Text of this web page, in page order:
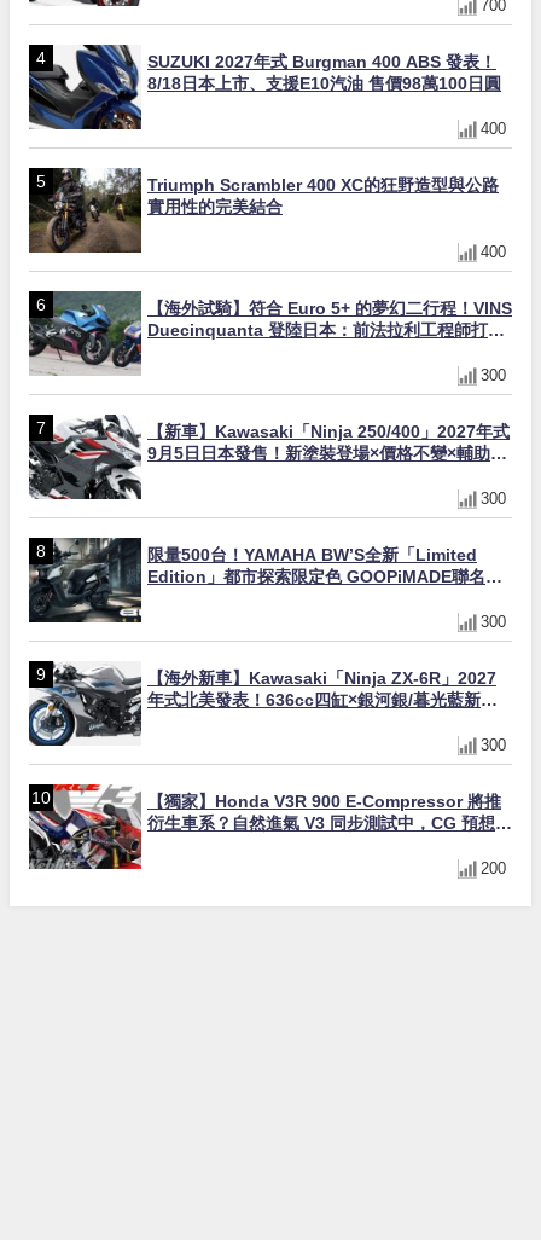
700
SUZUKI 2027年式 Burgman 400 ABS 發表！
8/18日本上市、支援E10汽油 售價98萬100日圓
400
Triumph Scrambler 400 XC的狂野造型與公路
實用性的完美結合
400
【海外試騎】符合 Euro 5+ 的夢幻二行程！VINS
Duecinquanta 登陸日本：前法拉利工程師打
300
【新車】Kawasaki「Ninja 250/400」2027年式
9月5日日本發售！新塗裝登場×價格不變×輔助滑
300
限量500台！YAMAHA BW’S全新「Limited
Edition」都市探索限定色 GOOPiMADE聯名包
300
【海外新車】Kawasaki「Ninja ZX-6R」2027
年式北美發表！636cc四缸×銀河銀/暮光藍新色
300
【獨家】Honda V3R 900 E-Compressor 將推
衍生車系？自然進氣 V3 同步測試中，CG 預想曝
200